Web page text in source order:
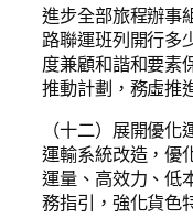
進步全部旅程辦事
路聯運班列開行多
度兼顧和諧和要素
推動計劃，務虛推
（十二）展開優
運輸系統改造，優
運量、高效力、低
務指引，強化貨色